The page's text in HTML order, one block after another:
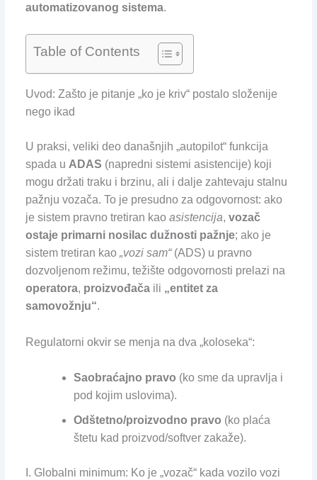
automatizovanog sistema.
Table of Contents
Uvod: Zašto je pitanje „ko je kriv“ postalo složenije
nego ikad
U praksi, veliki deo današnjih „autopilot“ funkcija
spada u ADAS (napredni sistemi asistencije) koji
mogu držati traku i brzinu, ali i dalje zahtevaju stalnu
pažnju vozača. To je presudno za odgovornost: ako
je sistem pravno tretiran kao asistencija, vozač
ostaje primarni nosilac dužnosti pažnje; ako je
sistem tretiran kao „vozi sam“(ADS) u pravno
dozvoljenom režimu, težište odgovornosti prelazi na
operatora, proizvođačaili „entitet za
samovožnju“.
Regulatorni okvir se menja na dva „koloseka“:
Saobraćajno pravo (ko sme da upravlja i
pod kojim uslovima).
Odštetno/proizvodno pravo (ko plaća
štetu kad proizvod/softver zakaže).
I. Globalni minimum: Ko je „vozač“ kada vozilo vozi